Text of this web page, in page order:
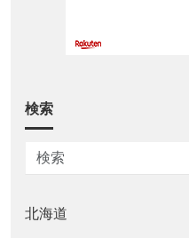
検索
北海道